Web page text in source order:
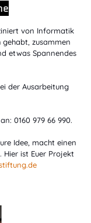
von Informatik
gehabt, zusammen
etwas Spannendes
der Ausarbeitung
0160 979 66 990.
Idee, macht einen
ist Euer Projekt